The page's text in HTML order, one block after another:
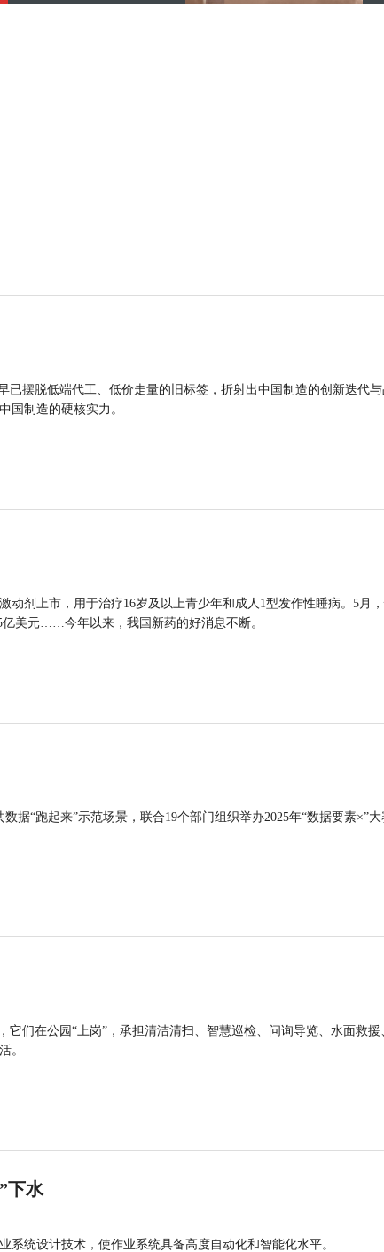
已摆脱低端代工、低价走量的旧标签，折射出中国制造的创新迭代
国制造的硬核实力。
动剂上市，用于治疗16岁及以上青少年和成人1型发作性睡病。5月
美元……今年以来，我国新药的好消息不断。
据“跑起来”示范场景，联合19个部门组织举办2025年“数据要素×”大
它们在公园“上岗”，承担清洁清扫、智慧巡检、问询导览、水面救援
。
下水
统设计技术，使作业系统具备高度自动化和智能化水平。